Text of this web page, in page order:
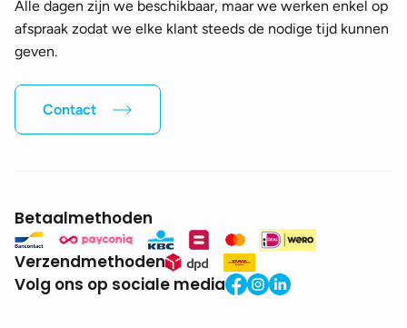
Alle dagen zijn we beschikbaar, maar we werken enkel op
afspraak zodat we elke klant steeds de nodige tijd kunnen
geven.
Contact
Betaalmethoden
Verzendmethoden
Volg ons op sociale media